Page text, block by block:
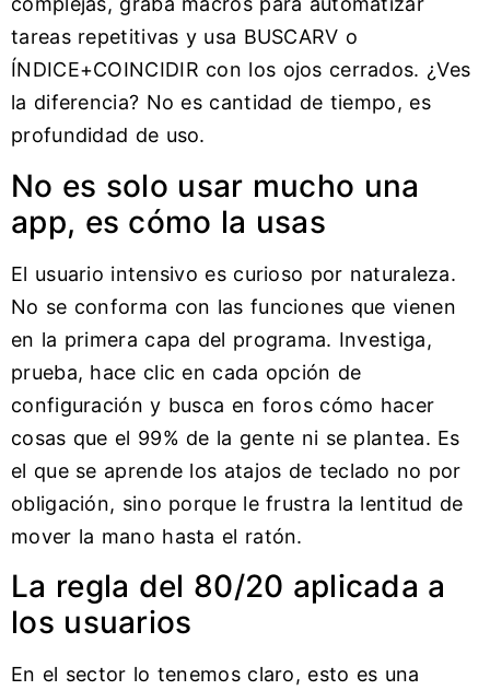
tareas repetitivas y usa BUSCARV o
ÍNDICE+COINCIDIR con los ojos cerrados. ¿Ves
la diferencia? No es cantidad de tiempo, es
profundidad de uso.
No es solo usar mucho una
app, es cómo la usas
El usuario intensivo es curioso por naturaleza.
No se conforma con las funciones que vienen
en la primera capa del programa. Investiga,
prueba, hace clic en cada opción de
configuración y busca en foros cómo hacer
cosas que el 99% de la gente ni se plantea. Es
el que se aprende los atajos de teclado no por
obligación, sino porque le frustra la lentitud de
mover la mano hasta el ratón.
La regla del 80/20 aplicada a
los usuarios
En el sector lo tenemos claro, esto es una